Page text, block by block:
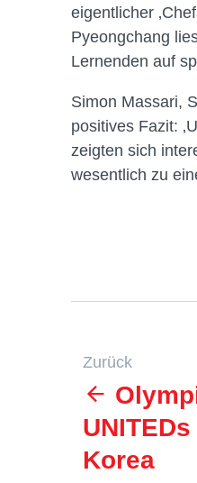
eigentlicher
Pyeongchang
Lernenden auf
Simon Massari,
positives Fazit:
zeigten sich
wesentlich zu
Zurück
Korea